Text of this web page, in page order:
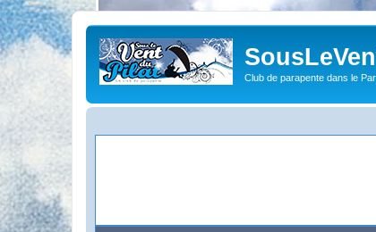
Club de parapente dans le